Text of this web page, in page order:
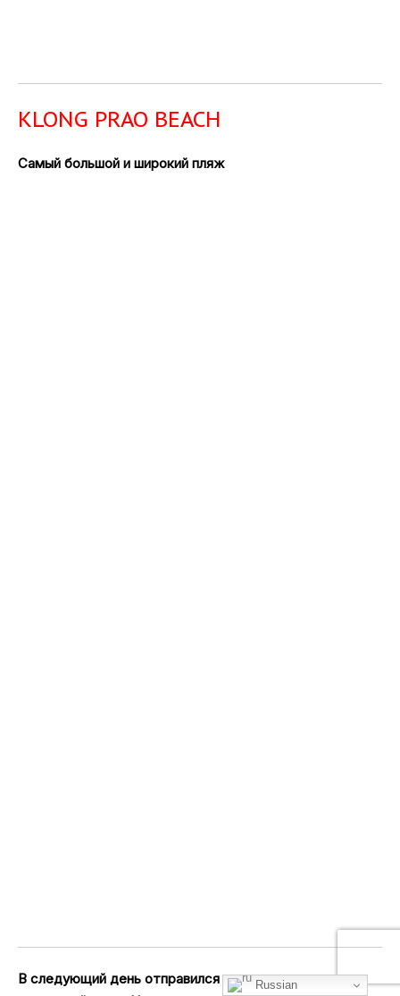
KLONG PRAO BEACH
Самый большой и широкий пляж
В следующий день отправился проехаться по
Russian